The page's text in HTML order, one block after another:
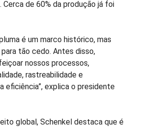
de 60% da produção já foi
é um marco histórico, mas
tão cedo. Antes disso,
nossos processos,
rastreabilidade e
eficiência”, explica o presidente
global, Schenkel destaca que é